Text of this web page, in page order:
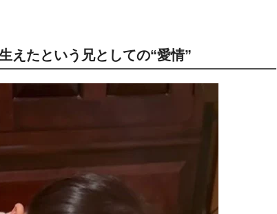
えたという兄としての“愛情”